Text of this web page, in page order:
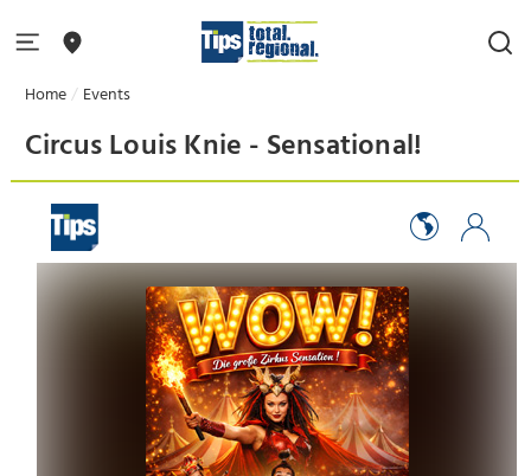
Home Events
Circus Louis Knie - Sensational!